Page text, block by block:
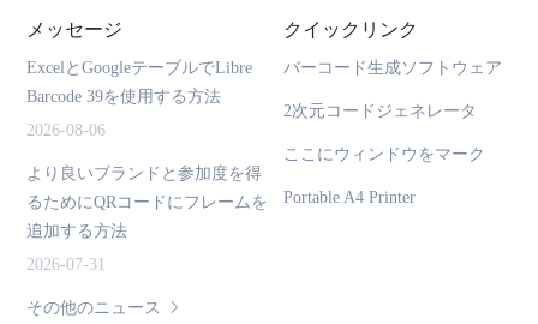
メッセージ
ExcelとGoogleテーブルでLibre
Barcode 39を使用する方法
2026-08-06
より良いブランドと参加度を得
るためにQRコードにフレームを
追加する方法
2026-07-31
その他のニュース
クイックリンク
バーコード生成ソフトウェア
2次元コードジェネレータ
ここにウィンドウをマーク
Portable A4 Printer